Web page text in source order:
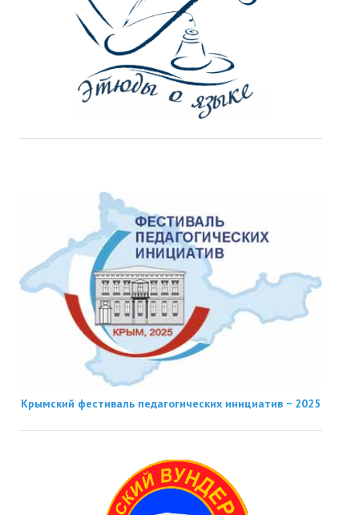
Крымский фестиваль педагогических инициатив − 2025